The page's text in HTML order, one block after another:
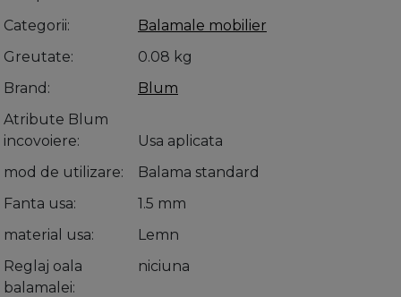
Categorii
Balamale mobilier
Greutate
0.08 kg
Brand
Blum
Atribute Blum
incovoiere
Usa aplicata
mod de utilizare
Balama standard
Fanta usa
1.5 mm
material usa
Lemn
Reglaj oala
balamalei
niciuna